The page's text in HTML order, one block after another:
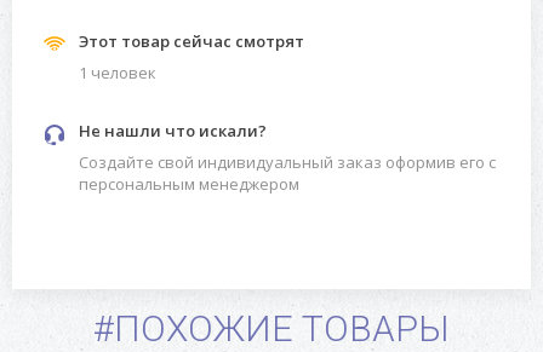
Этот товар сейчас смотрят
1 человек
Не нашли что искали?
Создайте свой индивидуальный заказ оформив его с
персональным менеджером
#ПОХОЖИЕ ТОВАРЫ